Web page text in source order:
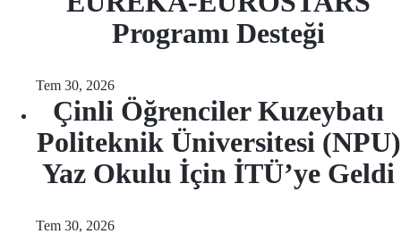
Programı Desteği
Tem 30, 2026
Çinli Öğrenciler Kuzeybatı
Politeknik Üniversitesi (NPU)
Yaz Okulu İçin İTÜ’ye Geldi
Tem 30, 2026